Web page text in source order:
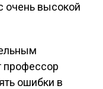
очень высокой
профессор
ошибки в